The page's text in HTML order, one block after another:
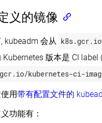
义的镜像
kubeadm 会从 k8s.gcr.io
版本是 CI label
gcr.io/kubernetes-ci-
用带有配置文件的
功能有：